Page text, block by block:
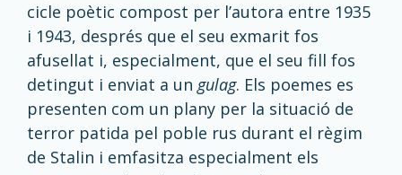
cicle poètic compost per l’autora entre 1935
i 1943, després que el seu exmarit fos
afusellat i, especialment, que el seu fill fos
detingut i enviat a un gulag. Els poemes es
presenten com un plany per la situació de
terror patida pel poble rus durant el règim
de Stalin i emfasitza especialment els